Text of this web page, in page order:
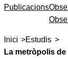
Publicacions
Inici >Estudis >
La metròpolis de